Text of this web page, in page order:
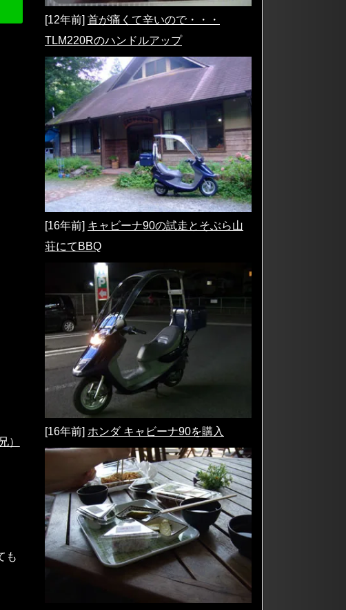
）
も
[12年前] 首が痛くて辛いので・・・
TLM220Rのハンドルアップ
[16年前] キャビーナ90の試走とそぶら山
荘にてBBQ
[16年前] ホンダ キャビーナ90を購入